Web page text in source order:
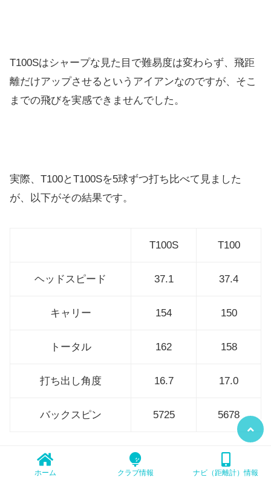
T100Sはシャープな見た目で難易度は変わらず、飛距
離だけアップさせるというアイアンなのですが、そこ
までの飛びを実感できませんでした。
実際、T100とT100Sを5球ずつ打ち比べて見ました
が、以下がその結果です。
T100S T100
ヘッドスピード 37.1 37.4
キャリー 154 150
トータル 162 158
打ち出し角度 16.7 17.0
バックスピン 5725 5678
ホーム クラブ情報 ナビ（距離計）情報